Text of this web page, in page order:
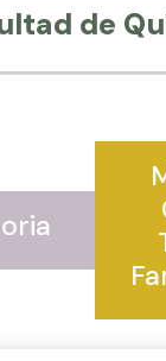
de